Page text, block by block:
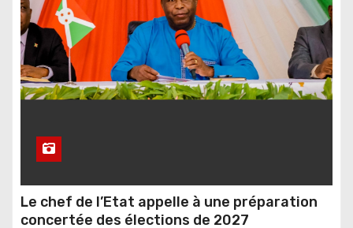
Le chef de l’Etat appelle à une préparation
concertée des élections de 2027